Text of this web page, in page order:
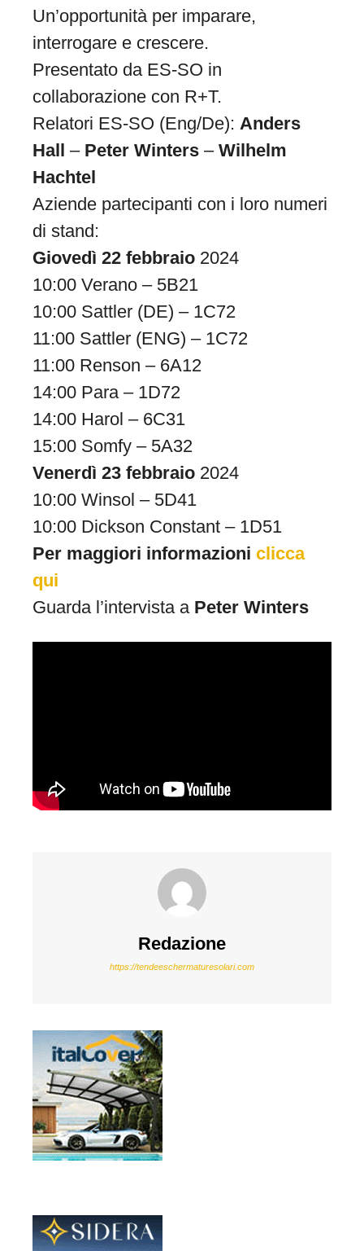
Un’opportunità per imparare,
interrogare e crescere.
Presentato da ES-SO in
collaborazione con R+T.
Relatori ES-SO (Eng/De): Anders
Hall – Peter Winters – Wilhelm
Hachtel
Aziende partecipanti con i loro numeri
di stand:
Giovedì 22 febbraio 2024
10:00 Verano – 5B21
10:00 Sattler (DE) – 1C72
11:00 Sattler (ENG) – 1C72
11:00 Renson – 6A12
14:00 Para – 1D72
14:00 Harol – 6C31
15:00 Somfy – 5A32
Venerdì 23 febbraio 2024
10:00 Winsol – 5D41
10:00 Dickson Constant – 1D51
Per maggiori informazioni clicca
qui
Guarda l’intervista a Peter Winters
Redazione
https://tendeeschermaturesolari.com